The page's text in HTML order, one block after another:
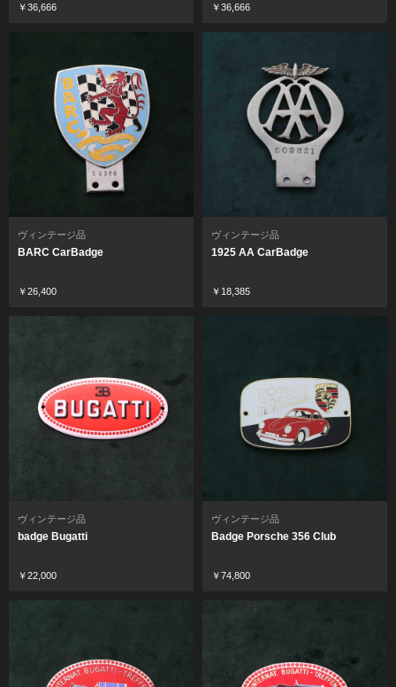
￥36,666 ￥36,666
ヴィンテージ品
BARC CarBadge
￥26,400
ヴィンテージ品
1925 AA CarBadge
￥18,385
ヴィンテージ品
badge Bugatti
￥22,000
ヴィンテージ品
Badge Porsche 356 Club
￥74,800